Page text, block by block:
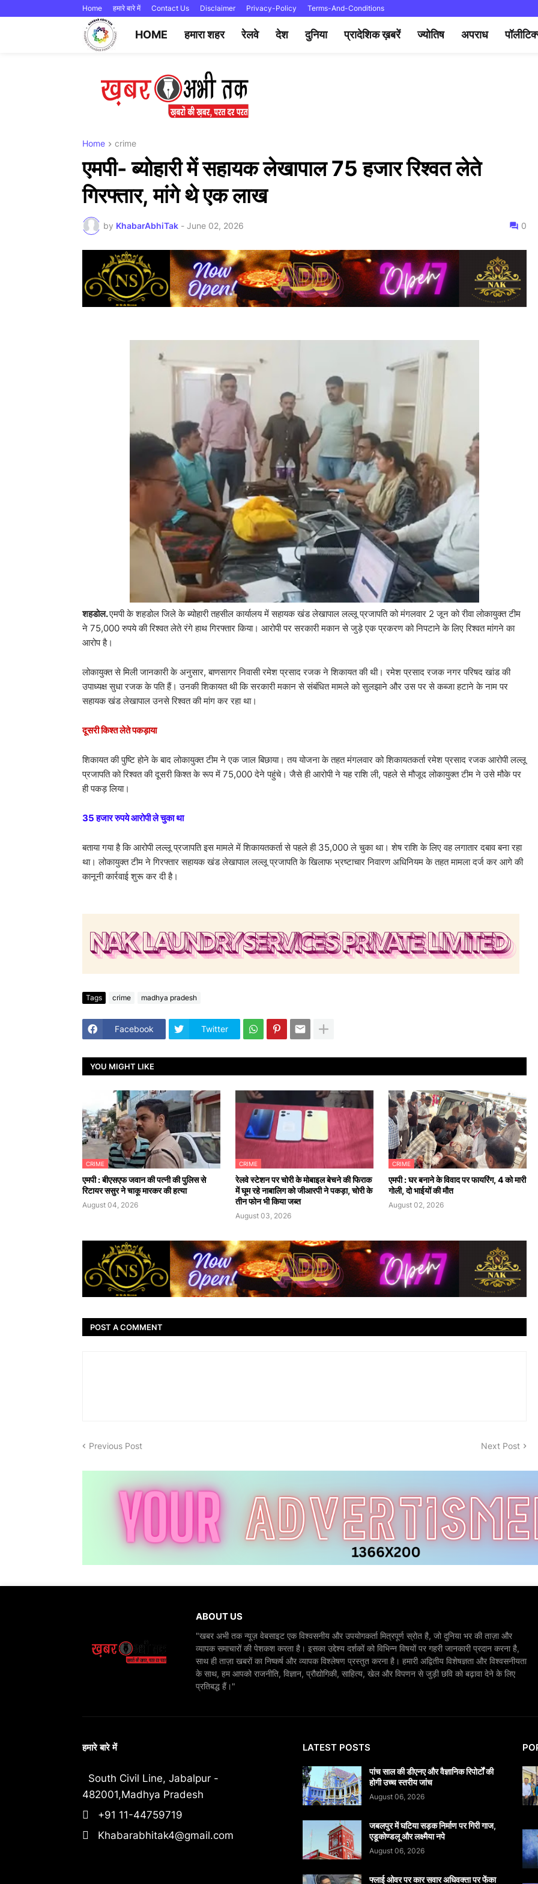
Home हमारे बारे में Contact Us Disclaimer Privacy-Policy Terms-And-Conditions
HOME हमारा शहर रेलवे देश दुनिया प्रादेशिक ख़बरें ज्योतिष अपराध
Home crime
एमपी- ब्योहारी में सहायक लेखापाल 75 हजार रिश्वत लेते
गिरफ्तार, मांगे थे एक लाख
by KhabarAbhiTak - June 02, 2026 0
शहडोल.एमपी के शहडोल जिले के ब्योहारी तहसील कार्यालय में सहायक खंड लेखापाल लल्लू प्रजापति को मंगलवार 2 जून को रीवा लोकायुक्त टीम
ने 75,000 रुपये की रिश्वत लेते रंगे हाथ गिरफ्तार किया। आरोपी पर सरकारी मकान से जुड़े एक प्रकरण को निपटाने के लिए रिश्वत मांगने का
आरोप है।
लोकायुक्त से मिली जानकारी के अनुसार, बाणसागर निवासी रमेश प्रसाद रजक ने शिकायत की थी। रमेश प्रसाद रजक नगर परिषद खांड की
उपाध्यक्ष सुधा रजक के पति हैं। उनकी शिकायत थी कि सरकारी मकान से संबंधित मामले को सुलझाने और उस पर से कब्जा हटाने के नाम पर
सहायक खंड लेखापाल उनसे रिश्वत की मांग कर रहा था।
दूसरी किश्त लेते पकड़ाया
शिकायत की पुष्टि होने के बाद लोकायुक्त टीम ने एक जाल बिछाया। तय योजना के तहत मंगलवार को शिकायतकर्ता रमेश प्रसाद रजक आरोपी लल्लू
प्रजापति को रिश्वत की दूसरी किश्त के रूप में 75,000 देने पहुंचे। जैसे ही आरोपी ने यह राशि ली, पहले से मौजूद लोकायुक्त टीम ने उसे मौके पर
ही पकड़ लिया।
35 हजार रुपये आरोपी ले चुका था
बताया गया है कि आरोपी लल्लू प्रजापति इस मामले में शिकायतकर्ता से पहले ही 35,000 ले चुका था। शेष राशि के लिए वह लगातार दबाव बना रहा
था। लोकायुक्त टीम ने गिरफ्तार सहायक खंड लेखापाल लल्लू प्रजापति के खिलाफ भ्रष्टाचार निवारण अधिनियम के तहत मामला दर्ज कर आगे की
कानूनी कार्रवाई शुरू कर दी है।
Tags crime madhya pradesh
Facebook Twitter
YOU MIGHT LIKE
CRIME
एमपी : बीएसएफ जवान की पत्नी की पुलिस से
रिटायर ससुर ने चाकू मारकर की हत्या
August 04, 2026
CRIME
रेलवे स्टेशन पर चोरी के मोबाइल बेचने की फिराक
में घूम रहे नाबालिग को जीआरपी ने पकड़ा, चोरी के
तीन फोन भी किया जब्त
August 03, 2026
CRIME
एमपी : घर बनाने के विवाद पर फायरिंग, 4 को मारी
गोली, दो भाईयों की मौत
August 02, 2026
POST A COMMENT
Previous Post Next Post
ABOUT US
"खबर अभी तक न्यूज़ वेबसाइट एक विश्वसनीय और उपयोगकर्ता मित्रपूर्ण स्रोत है, जो दुनिया भर की ताज़ा और
व्यापक समाचारों की पेशकश करता है। इसका उद्देश्य दर्शकों को विभिन्न विषयों पर गहरी जानकारी प्रदान करना है,
साथ ही ताज़ा खबरों का निष्कर्ष और व्यापक विश्लेषण प्रस्तुत करना है। हमारी अद्वितीय विशेषज्ञता और विश्वसनीयता
के साथ, हम आपको राजनीति, विज्ञान, प्रौद्योगिकी, साहित्य, खेल और विपणन से जुड़ी छवि को बढ़ावा देने के लिए
प्रतिबद्ध हैं।"
हमारे बारे में
South Civil Line, Jabalpur -
482001,Madhya Pradesh
+91 11-44759719
Khabarabhitak4@gmail.com
LATEST POSTS
पांच साल की डीएनए और वैज्ञानिक रिपोर्टों की
होगी उच्च स्तरीय जांच
August 06, 2026
जबलपुर में घटिया सड़क निर्माण पर गिरी गाज,
एडूकोण्डलू और लक्ष्मैया नपे
August 06, 2026
फ्लाई ओवर पर कार सवार अधिवक्ता पर फेंका